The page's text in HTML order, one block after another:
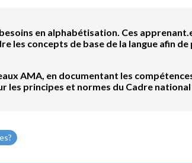
en alphabétisation. Ces
les concepts de base de la langue afin
AMA, en documentant les
principes et normes du Cadre national